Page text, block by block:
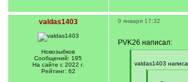
valdas1403
Новозыбков
Сообщений: 195
На сайте с 2022 г.
Рейтинг: 62
9 января 17:32
PVK26 написал:
q
valdas1403